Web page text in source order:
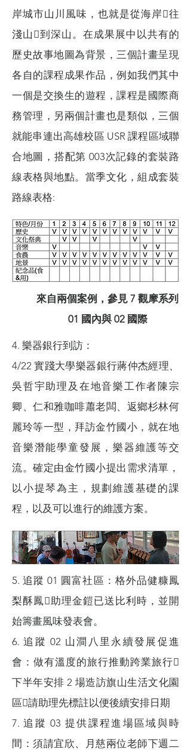
岸城市山川風味，也就是從海岸往
淺山到深山。在成果展中以共有的
歷史故事地圖為背景，三個計畫呈現
各自的課程成果作品，例如我們其中
一個是交換生的遊程，課程是國際商
務管理，另兩個計畫也是類似，三個
就能串連出高雄校區 USR 課程區域聯
合地圖，搭配第 003次記錄的套裝路
線表格與地點。當季文化，組成套裝
路線表格:
來自兩個案例，參見 7 觀摩系列
01 國內與 02 國際
4. 樂器銀行到訪：
4/22 實踐大學樂器銀行蔣仲杰經理、
吳哲宇助理及在地音樂工作者陳宗
卿、仁和雅咖啡蕭老闆、返鄉杉林何
麗玲等一型，拜訪金竹國小，就在地
音樂潛能學童發展，樂器維護等交
流。確定由金竹國小提出需求清單，
以小提琴為主，規劃維護基礎的課
程，以及可以進行的維護方案。
5. 追蹤 01 圓富社區：格外品健糠鳳
梨酥鳳助理金鎧已送比利時，並開
始籌畫風味發表會。
6. 追蹤 02 山澗八里永續發展促進
會：做有溫度的旅行推動跨業旅行
下半年安排 2 場造訪旗山生活文化園
區請助理先標註以便後續安排日期
7. 追蹤 03 提供課程進場區域與時
間：須請宜欣、月慈兩位老師下週二